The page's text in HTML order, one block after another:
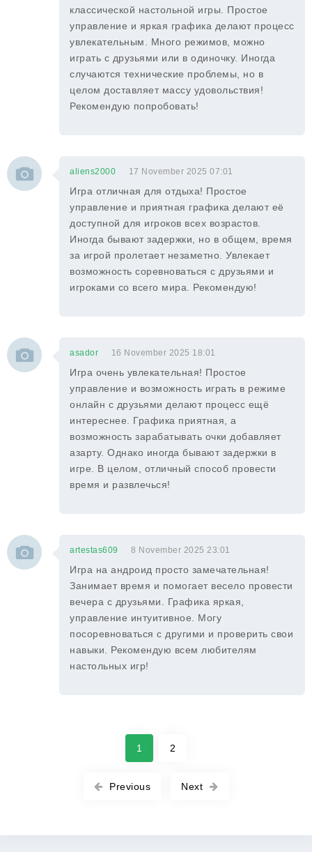
классической настольной игры. Простое
управление и яркая графика делают процесс
увлекательным. Много режимов, можно
играть с друзьями или в одиночку. Иногда
случаются технические проблемы, но в
целом доставляет массу удовольствия!
Рекомендую попробовать!
aliens2000 17 November 2025 07:01
Игра отличная для отдыха! Простое
управление и приятная графика делают её
доступной для игроков всех возрастов.
Иногда бывают задержки, но в общем, время
за игрой пролетает незаметно. Увлекает
возможность соревноваться с друзьями и
игроками со всего мира. Рекомендую!
asador 16 November 2025 18:01
Игра очень увлекательная! Простое
управление и возможность играть в режиме
онлайн с друзьями делают процесс ещё
интереснее. Графика приятная, а
возможность зарабатывать очки добавляет
азарту. Однако иногда бывают задержки в
игре. В целом, отличный способ провести
время и развлечься!
artestas609 8 November 2025 23:01
Игра на андроид просто замечательная!
Занимает время и помогает весело провести
вечера с друзьями. Графика яркая,
управление интуитивное. Могу
посоревноваться с другими и проверить свои
навыки. Рекомендую всем любителям
настольных игр!
Previous
1 2
Next